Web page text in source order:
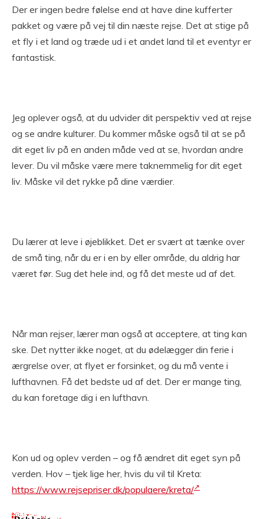
Der er ingen bedre følelse end at have dine kufferter
pakket og være på vej til din næste rejse. Det at stige på
et fly i et land og træde ud i et andet land til et eventyr er
fantastisk.
Jeg oplever også, at du udvider dit perspektiv ved at rejse
og se andre kulturer. Du kommer måske også til at se på
dit eget liv på en anden måde ved at se, hvordan andre
lever. Du vil måske være mere taknemmelig for dit eget
liv. Måske vil det rykke på dine værdier.
Du lærer at leve i øjeblikket. Det er svært at tænke over
de små ting, når du er i en by eller område, du aldrig har
været før. Sug det hele ind, og få det meste ud af det.
Når man rejser, lærer man også at acceptere, at ting kan
ske. Det nytter ikke noget, at du ødelægger din ferie i
ærgrelse over, at flyet er forsinket, og du må vente i
lufthavnen. Få det bedste ud af det. Der er mange ting,
du kan foretage dig i en lufthavn.
Kon ud og oplev verden – og få ændret dit eget syn på
verden. Hov – tjek lige her, hvis du vil til Kreta:
https://www.rejsepriser.dk/populaere/kreta/